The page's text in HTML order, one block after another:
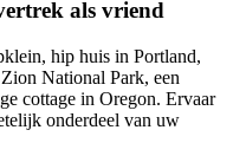
als vriend
hip huis in Portland,
National Park, een
cottage in Oregon. Ervaar
onderdeel van uw